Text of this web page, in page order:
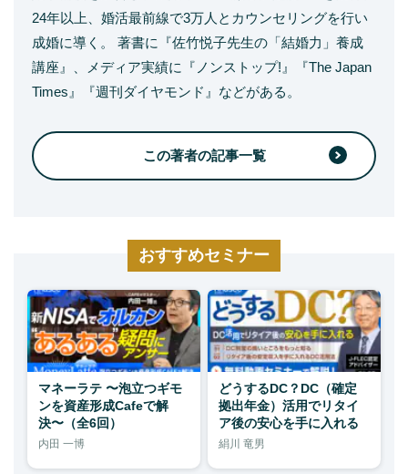
24年以上、婚活最前線で3万人とカウンセリングを行い
成婚に導く。 著書に『佐竹悦子先生の「結婚力」養成
講座』、メディア実績に『ノンストップ!』『The Japan
Times』『週刊ダイヤモンド』などがある。
この著者の記事一覧
おすすめセミナー
マネーラテ 〜泡立つギモ
ンを資産形成Cafeで解
決〜（全6回）
内田 一博
どうするDC？DC（確定
拠出年金）活用でリタイ
ア後の安心を手に入れる
絹川 竜男